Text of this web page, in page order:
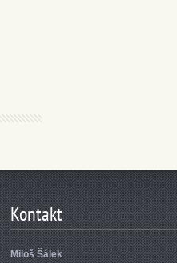
Kontakt
Miloš Šálek